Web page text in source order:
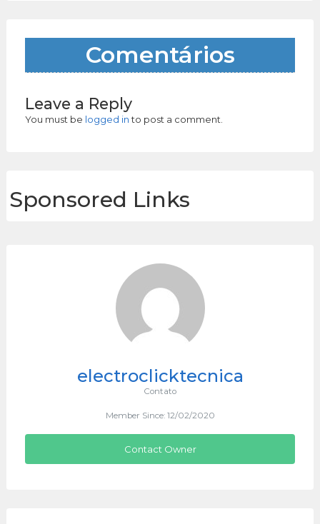
Comentários
Leave a Reply
You must be logged into post a comment.
Sponsored Links
electroclicktecnica
Contato
Member Since: 12/02/2020
Contact Owner